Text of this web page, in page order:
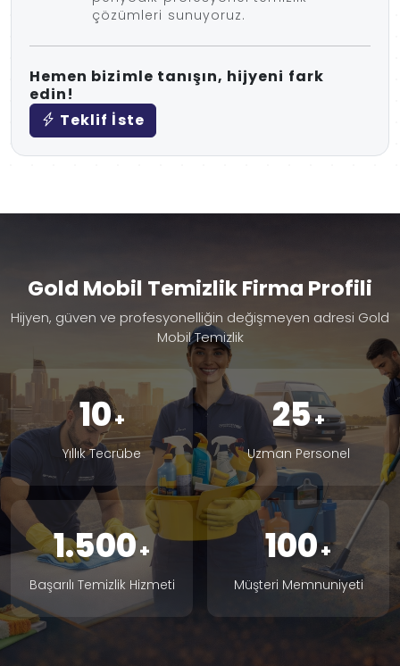
çözümleri sunuyoruz.
Hemen bizimle tanışın, hijyeni fark
edin!
Teklif İste
Gold Mobil Temizlik Firma Profili
Hijyen, güven ve profesyonelliğin değişmeyen adresi Gold
Mobil Temizlik
10
Yıllık Tecrübe
25
Uzman Personel
1.500
Başarılı Temizlik Hizmeti
100
Müşteri Memnuniyeti